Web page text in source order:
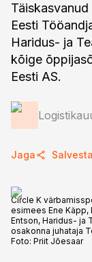
Eesti
Haridus- ja
kõige
Eesti AS.
Jaga Salvesta
Circle K
esimees Ene Käpp,
Entson, Haridus- ja
osakonna juhataja
Foto: Priit Jõesaar